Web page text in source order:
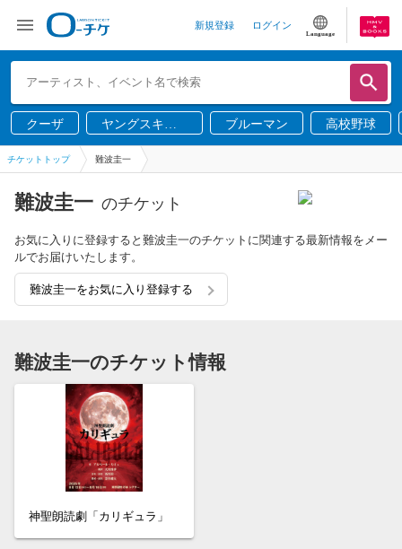
新規登録 ログイン
Language
クーザ
ヤングスキニ
ー
ブルーマン 高校野球
チケットトップ 難波圭一
難波圭一 のチケット
お気に入りに登録すると難波圭一のチケットに関連する最新情報をメー
ルでお届けいたします。
難波圭一をお気に入り登録する
難波圭一のチケット情報
神聖朗読劇「カリギュラ」